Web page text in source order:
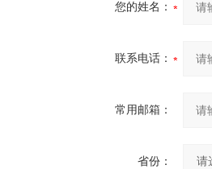
您的姓名：
联系电话：
常用邮箱：
省份：